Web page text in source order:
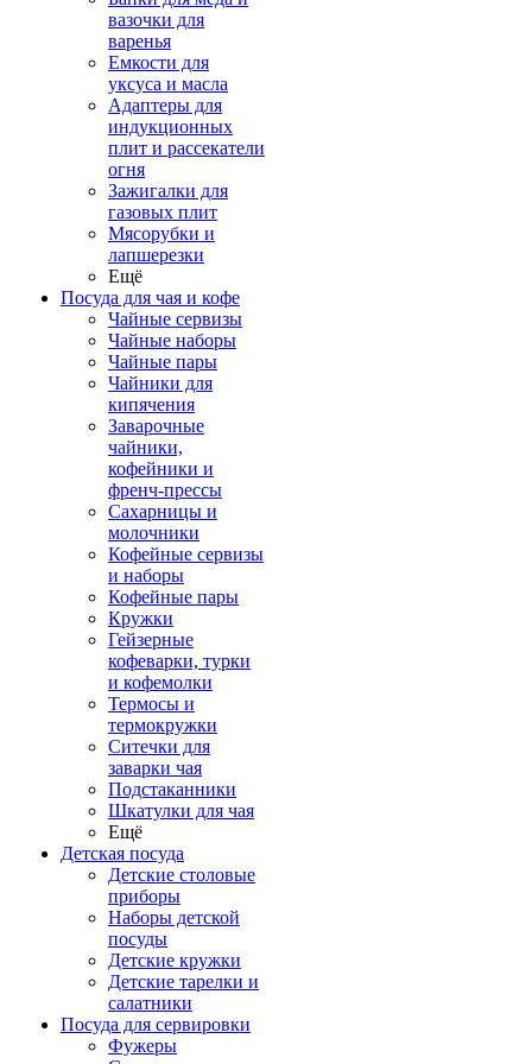
вазочки для
варенья
Емкости для
уксуса и масла
Адаптеры для
индукционных
плит и рассекатели
огня
Зажигалки для
газовых плит
Мясорубки и
лапшерезки
Ещё
Посуда для чая и кофе
Чайные сервизы
Чайные наборы
Чайные пары
Чайники для
кипячения
Заварочные
чайники,
кофейники и
френч-прессы
Сахарницы и
молочники
Кофейные сервизы
и наборы
Кофейные пары
Кружки
Гейзерные
кофеварки, турки
и кофемолки
Термосы и
термокружки
Ситечки для
заварки чая
Подстаканники
Шкатулки для чая
Ещё
Детская посуда
Детские столовые
приборы
Наборы детской
посуды
Детские кружки
Детские тарелки и
салатники
Посуда для сервировки
Фужеры